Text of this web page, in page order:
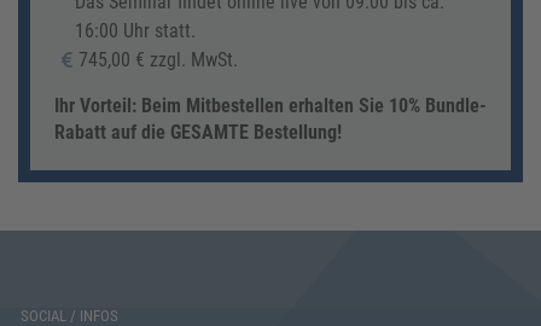
16:00 Uhr statt.
745,00 € zzgl. MwSt.
Ihr Vorteil: Beim Mitbestellen erhalten Sie 10% Bundle-
Rabatt auf die GESAMTE Bestellung!
SOCIAL / INFOS